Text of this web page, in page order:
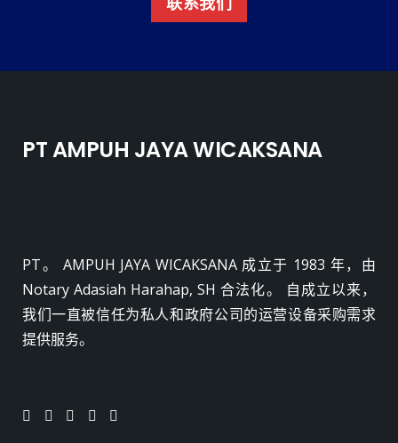
PT AMPUH JAYA WICAKSANA
PT。 AMPUH JAYA WICAKSANA 成立于 1983 年，由
Notary Adasiah Harahap, SH 合法化。 自成立以来，
我们一直被信任为私人和政府公司的运营设备采购需求
提供服务。